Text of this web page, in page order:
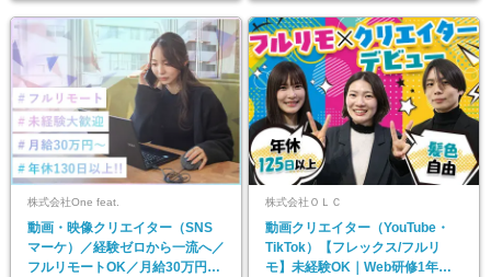
株式会社One feat.
動画・映像クリエイター（SNS
マーケ）／経験ゼロから一流へ／
フルリモートOK／月給30万円～
株式会社ＯＬＣ
動画クリエイター（YouTube・
TikTok）【フレックス/フルリ
モ】未経験OK｜Web研修1年間